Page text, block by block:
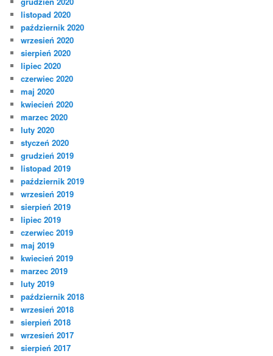
listopad 2020
październik 2020
wrzesień 2020
sierpień 2020
lipiec 2020
czerwiec 2020
maj 2020
kwiecień 2020
marzec 2020
luty 2020
styczeń 2020
grudzień 2019
listopad 2019
październik 2019
wrzesień 2019
sierpień 2019
lipiec 2019
czerwiec 2019
maj 2019
kwiecień 2019
marzec 2019
luty 2019
październik 2018
wrzesień 2018
sierpień 2018
wrzesień 2017
sierpień 2017